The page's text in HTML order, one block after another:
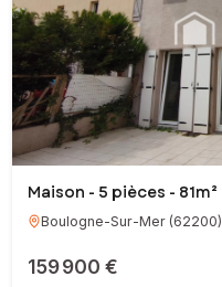
Maison - 5 pièces - 81m²
Boulogne-Sur-Mer(62200)
159 900 €